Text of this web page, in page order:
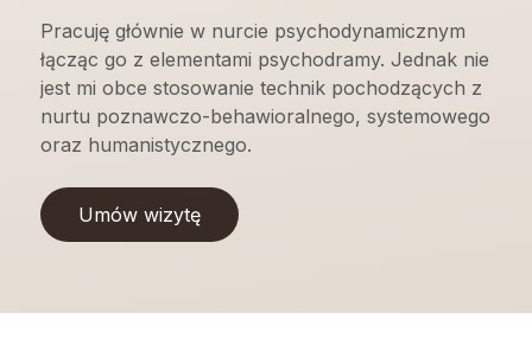
Pracuję głównie w nurcie psychodynamicznym
łącząc go z elementami psychodramy. Jednak nie
jest mi obce stosowanie technik pochodzących z
nurtu poznawczo-behawioralnego, systemowego
oraz humanistycznego.
Umów wizytę